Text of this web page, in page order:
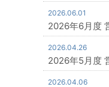
2026.06.01
2026年6月度
2026.04.26
2026年5月度
2026.04.06